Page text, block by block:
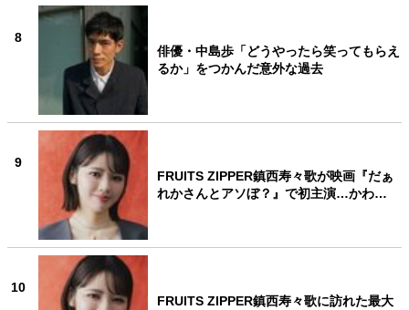
8
俳優・中島歩「どうやったら笑ってもらえ
るか」をつかんだ意外な過去
9
FRUITS ZIPPER鎮西寿々歌が映画『だぁ
れかさんとアソぼ？』で初主演…かわ…
10
FRUITS ZIPPER鎮西寿々歌に訪れた最大